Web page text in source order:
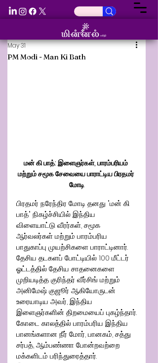
PM Modi - Man Ki Bath
May 31
மன் கி பாத்: இளைஞர்கள், பாரம்பரியம்
மற்றும் சமூக சேவையை பாராட்டிய பிரதமர்
மோடி
பிரதமர் நரேந்திர மோடி தனது "மன் கி
பாத்" நிகழ்ச்சியில் இந்திய
விளையாட்டு வீரர்கள், சமூக
ஆர்வலர்கள் மற்றும் பாரம்பரிய
பாதுகாப்பு முயற்சிகளை பாராட்டினார்.
தேசிய தடகளப் போட்டியில் 100 மீட்டர்
ஓட்டத்தில் தேசிய சாதனைகளை
முறியடித்த குரிந்தர் வீர்சிங் மற்றும்
அனிமேஷ் குஜூர் ஆகியோருடன்
உரையாடிய அவர், இந்திய
இளைஞர்களின் திறமையைப் புகழ்ந்தார்.
கோடை காலத்தில் பாரம்பரிய இந்திய
பானங்களான நீர் மோர், பானகம், சத்து
சர்பத், ஆம்பண்ணா போன்றவற்றை
மக்களிடம் பரிந்துரைத்தார்.